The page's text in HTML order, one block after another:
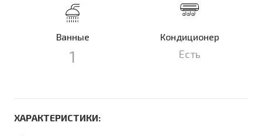
Ванные
1
Кондиционер
Есть
ХАРАКТЕРИСТИКИ: